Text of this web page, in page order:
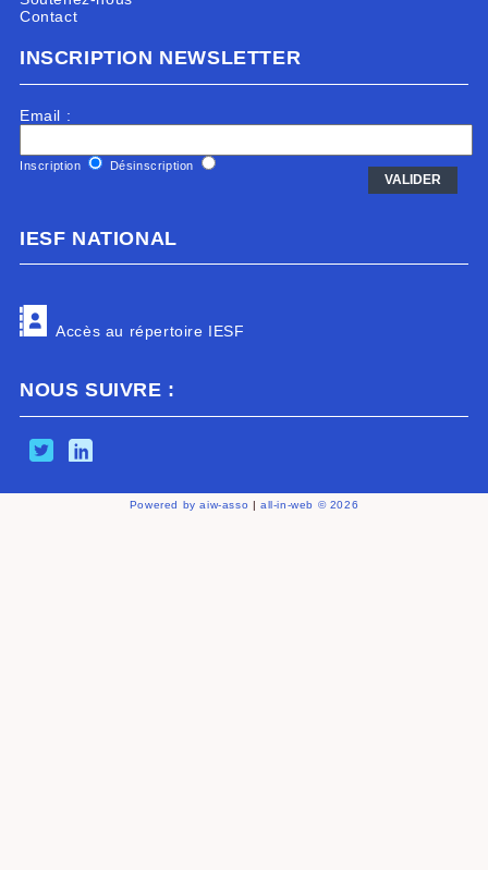
Contact
INSCRIPTION NEWSLETTER
Email :
Inscription Désinscription
IESF NATIONAL
Accès au répertoire IESF
NOUS SUIVRE :
Powered by aiw-asso | all-in-web © 2026